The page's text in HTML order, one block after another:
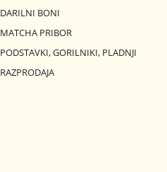
DARILNI BONI
MATCHA PRIBOR
PODSTAVKI, GORILNIKI, PLADNJI
RAZPRODAJA